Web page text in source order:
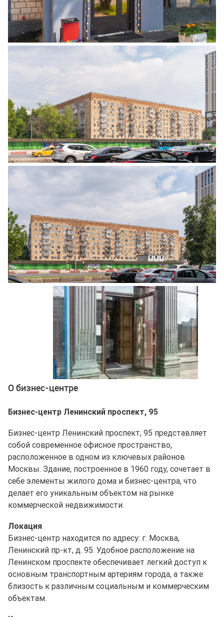
О бизнес-центре
Бизнес-центр Ленинский проспект, 95
Бизнес-центр Ленинский проспект, 95 представляет
собой современное офисное пространство,
расположенное в одном из ключевых районов
Москвы. Здание, построенное в 1960 году, сочетает в
себе элементы жилого дома и бизнес-центра, что
делает его уникальным объектом на рынке
коммерческой недвижимости.
Локация
Бизнес-центр находится по адресу: г. Москва,
Ленинский пр-кт, д. 95. Удобное расположение на
Ленинском проспекте обеспечивает легкий доступ к
основным транспортным артериям города, а также
близость к различным социальным и коммерческим
объектам.